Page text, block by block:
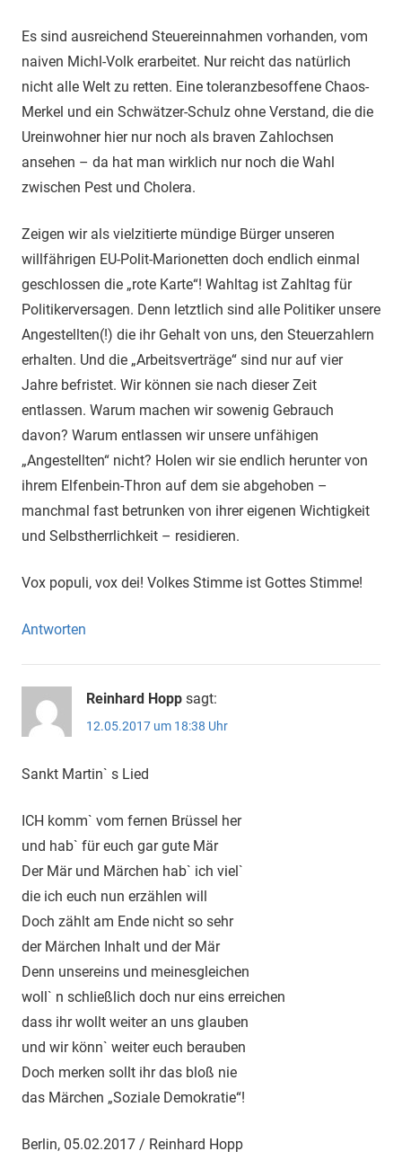
Es sind ausreichend Steuereinnahmen vorhanden, vom
naiven Michl-Volk erarbeitet. Nur reicht das natürlich
nicht alle Welt zu retten. Eine toleranzbesoffene Chaos-
Merkel und ein Schwätzer-Schulz ohne Verstand, die die
Ureinwohner hier nur noch als braven Zahlochsen
ansehen – da hat man wirklich nur noch die Wahl
zwischen Pest und Cholera.
Zeigen wir als vielzitierte mündige Bürger unseren
willfährigen EU-Polit-Marionetten doch endlich einmal
geschlossen die „rote Karte“! Wahltag ist Zahltag für
Politikerversagen. Denn letztlich sind alle Politiker unsere
Angestellten(!) die ihr Gehalt von uns, den Steuerzahlern
erhalten. Und die „Arbeitsverträge“ sind nur auf vier
Jahre befristet. Wir können sie nach dieser Zeit
entlassen. Warum machen wir sowenig Gebrauch
davon? Warum entlassen wir unsere unfähigen
„Angestellten“ nicht? Holen wir sie endlich herunter von
ihrem Elfenbein-Thron auf dem sie abgehoben –
manchmal fast betrunken von ihrer eigenen Wichtigkeit
und Selbstherrlichkeit – residieren.
Vox populi, vox dei! Volkes Stimme ist Gottes Stimme!
Antworten
Reinhard Hopp sagt:
12.05.2017 um 18:38 Uhr
Sankt Martin` s Lied
ICH komm` vom fernen Brüssel her
und hab` für euch gar gute Mär
Der Mär und Märchen hab` ich viel`
die ich euch nun erzählen will
Doch zählt am Ende nicht so sehr
der Märchen Inhalt und der Mär
Denn unsereins und meinesgleichen
woll` n schließlich doch nur eins erreichen
dass ihr wollt weiter an uns glauben
und wir könn` weiter euch berauben
Doch merken sollt ihr das bloß nie
das Märchen „Soziale Demokratie“!
Berlin, 05.02.2017 / Reinhard Hopp